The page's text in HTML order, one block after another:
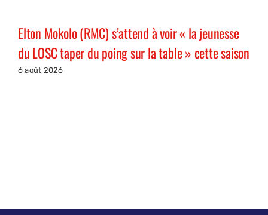
Elton Mokolo (RMC) s’attend à voir « la jeunesse
du LOSC taper du poing sur la table » cette saison
6 août 2026